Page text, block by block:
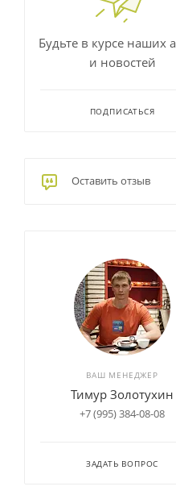
Будьте в курсе наших
и новостей
ПОДПИСАТЬСЯ
Оставить отзыв
ВАШ МЕНЕДЖЕР
Тимур Золотухин
+7 (995) 384-08-08
ЗАДАТЬ ВОПРОС